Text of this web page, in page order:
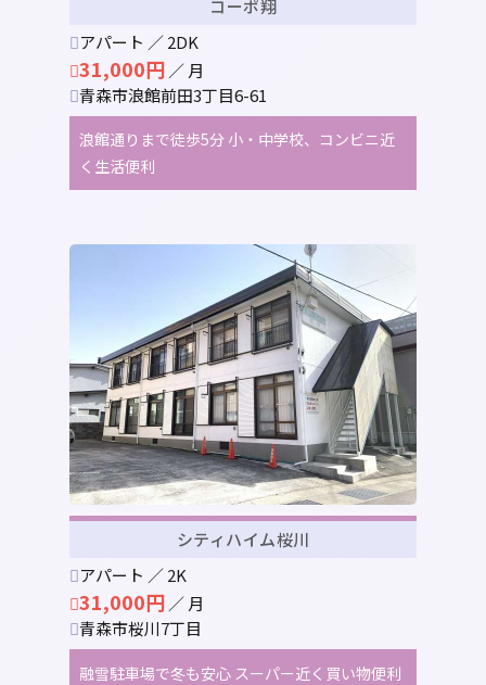
コーポ翔
アパート ／ 2DK
31,000円 ／ 月
青森市浪館前田3丁目6-61
浪館通りまで徒歩5分 小・中学校、コンビニ近
く生活便利
シティハイム桜川
アパート ／ 2K
31,000円／ 月
青森市桜川7丁目
融雪駐車場で冬も安心 スーパー近く買い物便利